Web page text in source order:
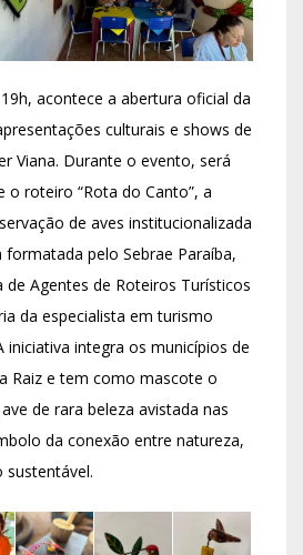
acontece a abertura oficial da
culturais e shows de
Viana. Durante o evento, será
o roteiro “Rota do Canto”, a
de aves institucionalizada
pelo Sebrae Paraíba,
Agentes de Roteiros Turísticos
da especialista em turismo
iniciativa integra os municípios de
Raiz e tem como mascote o
de rara beleza avistada nas
da conexão entre natureza,
sustentável.